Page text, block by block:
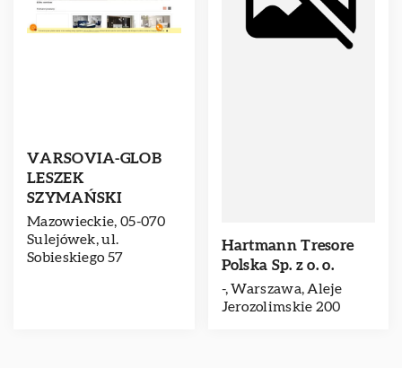
VARSOVIA-GLOB
LESZEK
SZYMAŃSKI
Mazowieckie, 05-070
Sulejówek, ul.
Sobieskiego 57
Hartmann Tresore
Polska Sp. z o. o.
-, Warszawa, Aleje
Jerozolimskie 200